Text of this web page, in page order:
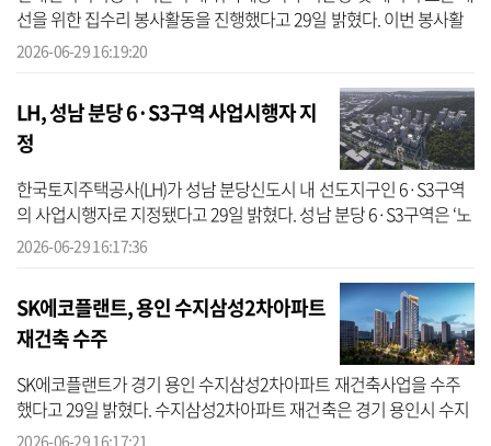
선을 위한 집수리 봉사활동을 진행했다고 29일 밝혔다. 이번 봉사활
동에는 현대엔지니어링 임직원 40명과 대학생 봉사자 164명, 전문 기
2026-06-29 16:19:20
LH, 성남 분당 6·S3구역 사업시행자 지
정
한국토지주택공사(LH)가 성남 분당신도시 내 선도지구인 6·S3구역
의 사업시행자로 지정됐다고 29일 밝혔다. 성남 분당 6·S3구역은 ‘노
후계획도시 정비 및 지원에 관한 특별법’에 따라 올해 1월 특별정비구
2026-06-29 16:17:36
SK에코플랜트, 용인 수지삼성2차아파트
재건축 수주
SK에코플랜트가 경기 용인 수지삼성2차아파트 재건축사업을 수주
했다고 29일 밝혔다. 수지삼성2차아파트 재건축은 경기 용인시 수지
구 풍덕천동 692-1번지 일원에 지하3층~지상29층, 4개동, 총 479가
2026-06-29 16:17:21